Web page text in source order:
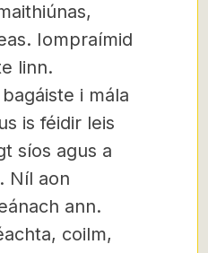
Iompraímid
linn.
i mála
is féidir leis
síos agus a
Níl aon
ann.
coilm,